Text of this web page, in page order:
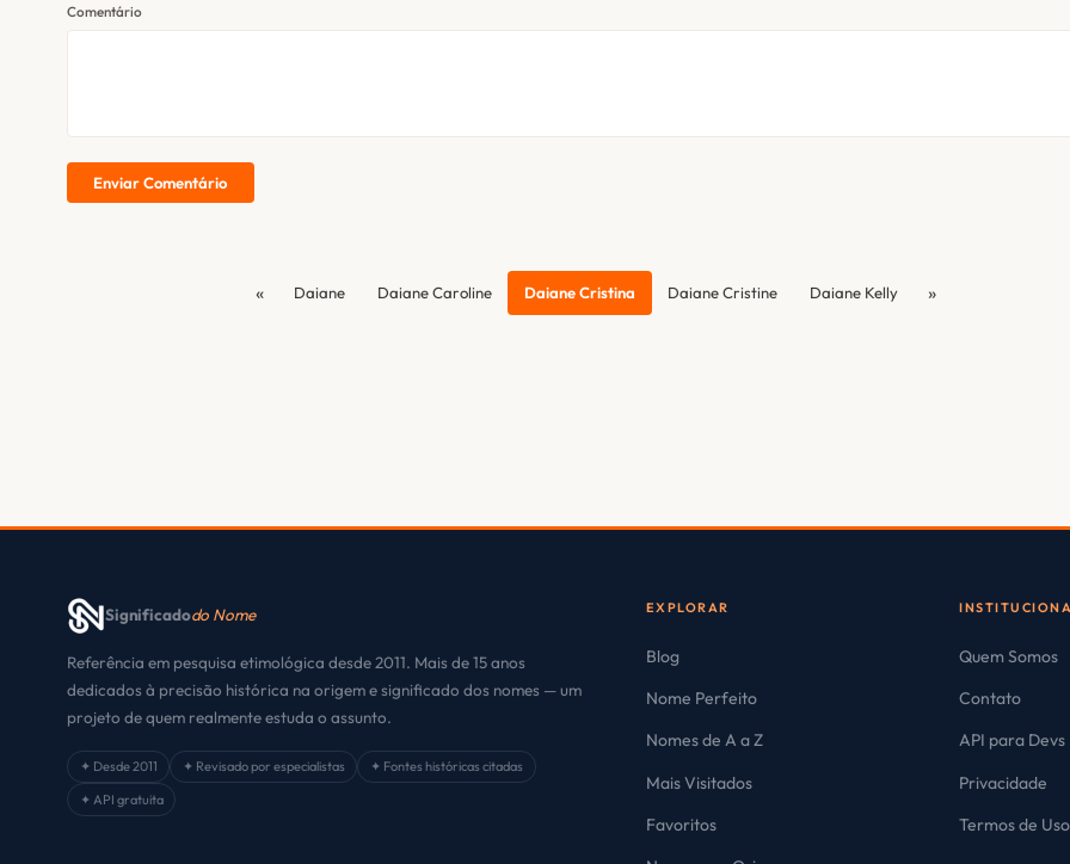
Comentário
Enviar Comentário
« Daiane Daiane Caroline Daiane Cristina Daiane Cristine Daiane Kelly »
Significadodo Nome
Referência em pesquisa etimológica desde 2011. Mais de 15 anos
dedicados à precisão histórica na origem e significado dos nomes — um
projeto de quem realmente estuda o assunto.
✦ Desde 2011 ✦ Revisado por especialistas
✦ Fontes históricas citadas
✦ API gratuita
EXPLORAR
Blog
Nome Perfeito
Nomes de A a Z
Mais Visitados
Favoritos
Quem Somos
Contato
API para Devs
Privacidade
Termos de Uso